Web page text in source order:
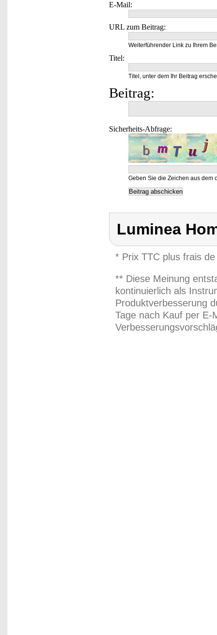
E-Mail:
URL zum Beitrag:
Weiterführender Link zu Ihrem
Titel:
Titel, unter dem Ihr Beitrag
Beitrag:
Sicherheits-Abfrage:
Geben Sie die Zeichen aus dem
Luminea
* Prix TTC plus frais
** Diese Meinung
kontinuierlich als
Produktverbesserung
Tage nach Kauf per E-